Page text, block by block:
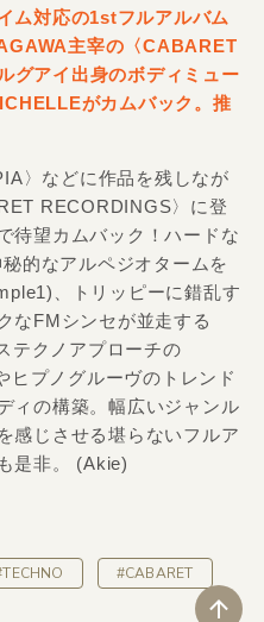
ム対応の1stフルアルバム
主宰の〈CABARET
グアイ出身のボディミュー
がカムバック。推
〉などに作品を残しなが
RECORDINGS〉に登
待望カムバック！ハードな
的なアルペジオタームを
、トリッピーに錯乱す
なFMシンセが並走する
テクノアプローチの
ヒプノグルーヴのトレンド
ィの構築。幅広いジャンル
感じさせる堪らないフルア
是非。 (Akie)
#CABARET